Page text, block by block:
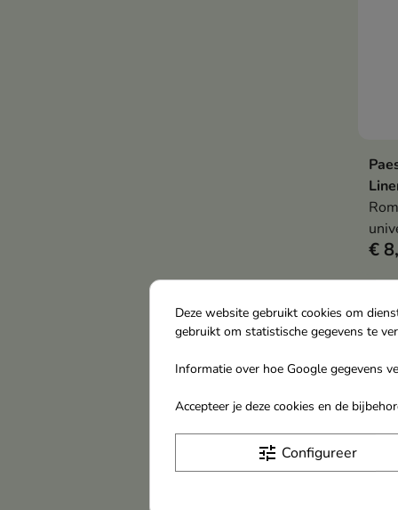
om
€
Deze website gebruikt cookies om
gebruikt om statistische gegevens te
Informatie over hoe Google gegevens
Accepteer je deze cookies en de
tune Configureer